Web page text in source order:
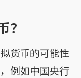
？
货币的可能性
例如中国央行